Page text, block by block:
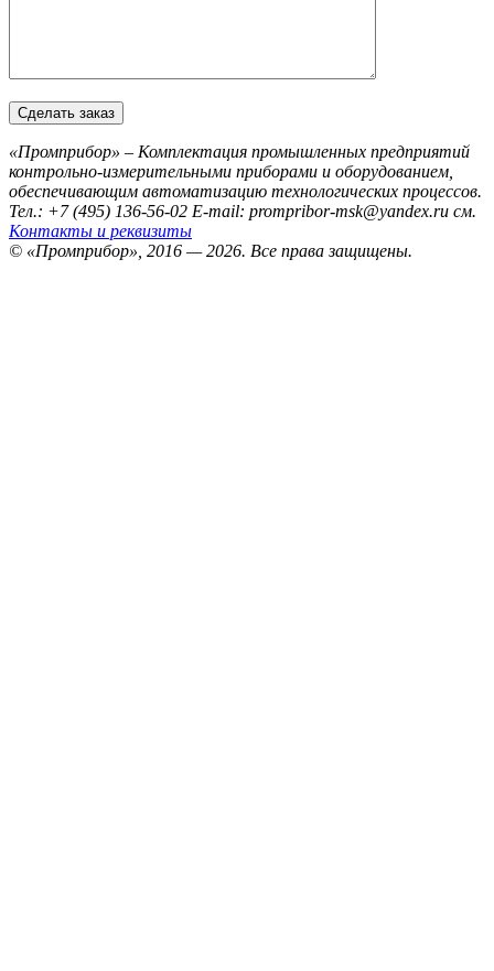
«Промприбор» – Комплектация промышленных предприятий
контрольно-измерительными приборами и оборудованием,
обеспечивающим автоматизацию технологических процессов.
Тел.: +7 (495) 136-56-02 E-mail: prompribor-msk@yandex.ru см.
Контакты и реквизиты
© «Промприбор», 2016 — 2026. Все права защищены.